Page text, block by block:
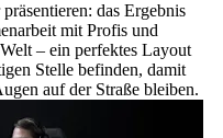
das Ergebnis
mit Profis und
– ein perfektes Layout
Stelle befinden, damit
auf der Straße bleiben.